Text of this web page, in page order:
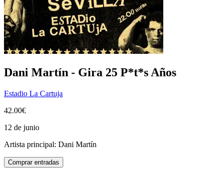
Dani Martín - Gira 25 P*t*s Años
Estadio La Cartuja
42.00€
12 de junio
Artista principal: Dani Martín
Comprar entradas